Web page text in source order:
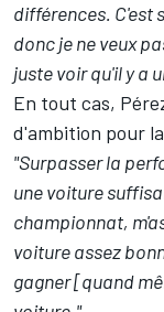
différences. C'est
donc je ne veux
juste voir qu'il y a
En tout cas,
d'ambition pour
"Surpasser la
une voiture
championnat,
voiture assez
gagner [quand